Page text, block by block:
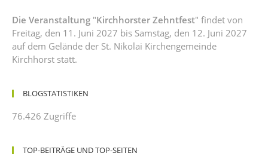
Die Veranstaltung "Kirchhorster Zehntfest" findet von
Freitag, den 11. Juni 2027 bis Samstag, den 12. Juni 2027
auf dem Gelände der St. Nikolai Kirchengemeinde
Kirchhorst statt.
BLOGSTATISTIKEN
76.426 Zugriffe
TOP-BEITRÄGE UND TOP-SEITEN